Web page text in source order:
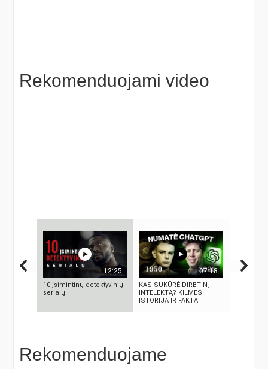
Rekomenduojami video
12:25
10 įsimintinų detektyvinių
serialų
07:18
KAS SUKŪRĖ DIRBTINĮ
INTELEKTĄ? KILMĖS
ISTORIJA IR FAKTAI
Rekomenduojame